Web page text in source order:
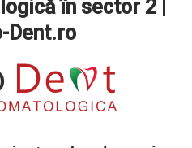
în sector 2 |
Dent.ro